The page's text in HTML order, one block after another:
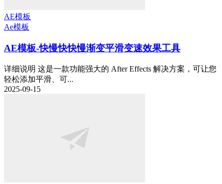
AE模板
Ae模板
AE模板-快慢快快慢渐变平滑变速效果工具
详细说明 这是一款功能强大的 After Effects 解决方案，可让您
轻松添加平滑、可...
2025-09-15